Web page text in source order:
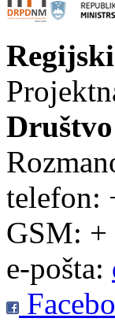
telefon:
GSM: +
e-pošta: